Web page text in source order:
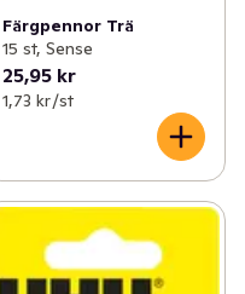
Färgpennor Trä
15 st, Sense
25,95 kr
1,73 kr /st